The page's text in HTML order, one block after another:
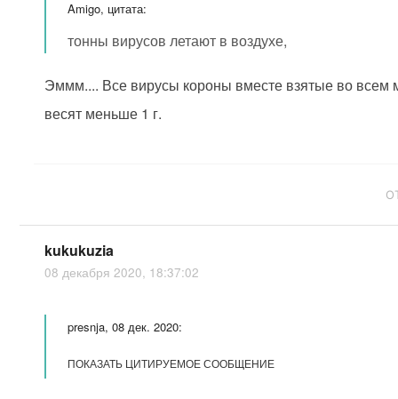
Amigo, цитата:
тонны вирусов летают в воздухе,
Эммм.... Все вирусы короны вместе взятые во всем
весят меньше 1 г.
kukukuzia
08 декабря 2020, 18:37:02
presnja, 08 дек. 2020:
ПОКАЗАТЬ ЦИТИРУЕМОЕ СООБЩЕНИЕ